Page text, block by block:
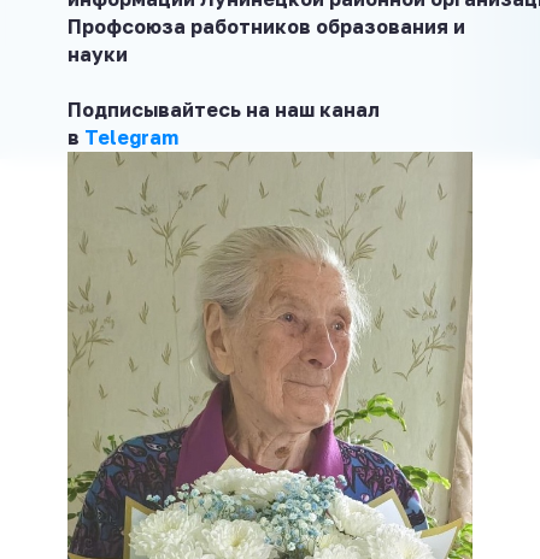
Профсоюза работников образования и
науки
Подписывайтесь на наш канал
в Telegram